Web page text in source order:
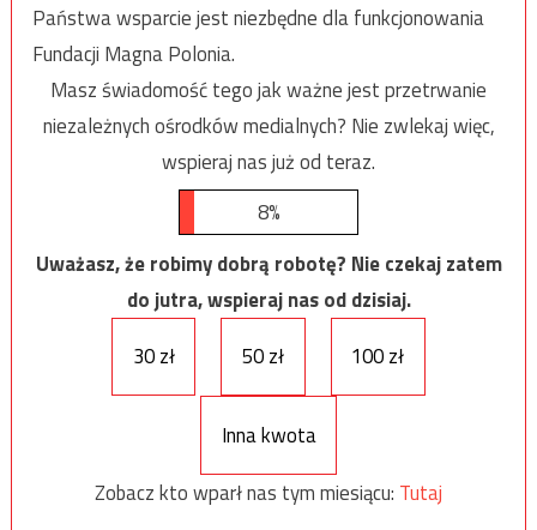
Państwa wsparcie jest niezbędne dla funkcjonowania
Fundacji Magna Polonia.
Masz świadomość tego jak ważne jest przetrwanie
niezależnych ośrodków medialnych? Nie zwlekaj więc,
wspieraj nas już od teraz.
8%
Uważasz, że robimy dobrą robotę? Nie czekaj zatem
do jutra, wspieraj nas od dzisiaj.
30 zł
50 zł 100 zł
Inna kwota
Zobacz kto wparł nas tym miesiącu: Tutaj